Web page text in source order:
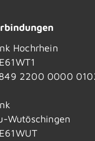
Hochrhein
2200 0000
Wutöschingen